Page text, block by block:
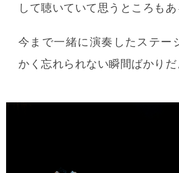
して聴いていて思うところもあ
今まで一緒に演奏したステー
かく忘れられない瞬間ばかりだ